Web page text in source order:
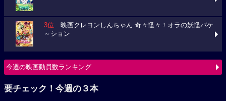
3位 映画クレヨンしんちゃん 奇々怪々！オラの妖怪バケ
～ション
今週の映画動員数ランキング
要チェック！今週の３本